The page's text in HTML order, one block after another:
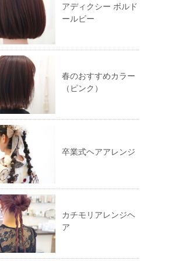
だ
さ
い
(新
し
い
ウ
ィ
ン
ド
ま
す)
アディクシー ボルド
ールビー
春のおすすめカラー
（ピンク）
卒業式ヘアアレンジ
カチモリアレンジヘ
ア